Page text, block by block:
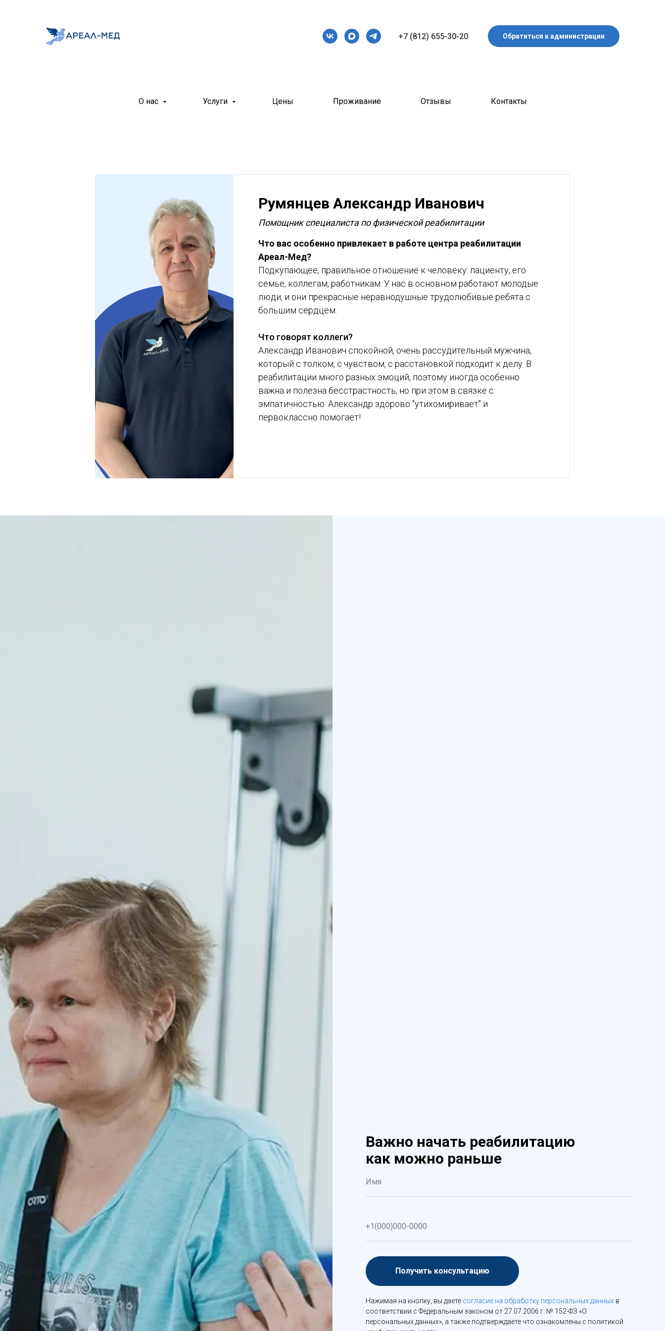
+7 (812) 655-30-20 Обратиться к администрации
О нас Услуги Цены Проживание Отзывы Контакты
Румянцев Александр Иванович
Помощник специалиста по физической реабилитации
Что вас особенно привлекает в работе центра реабилитации
Aреал-Мед?
Подкупающее, правильное отношение к человеку: пациенту, его
семье, коллегам, работникам. У нас в основном работают молодые
люди, и они прекрасные неравнодушные трудолюбивые ребята с
большим сердцем.
Что говорят коллеги?
Александр Иванович спокойной, очень рассудительный мужчина,
который с толком, с чувством, с расстановкой подходит к делу. В
реабилитации много разных эмоций, поэтому иногда особенно
важна и полезна бесстрастность, но при этом в связке с
эмпатичностью. Александр здорово "утихомиривает" и
первоклассно помогает!
Важно начать реабилитацию
как можно раньше
Получить консультацию
Нажимая на кнопку, вы даете согласие на обработку персональных данных в
соответствии с Федеральным законом от 27.07.2006 г. № 152-ФЗ «О
персональных данных», а также подтверждаете что ознакомлены с политикой